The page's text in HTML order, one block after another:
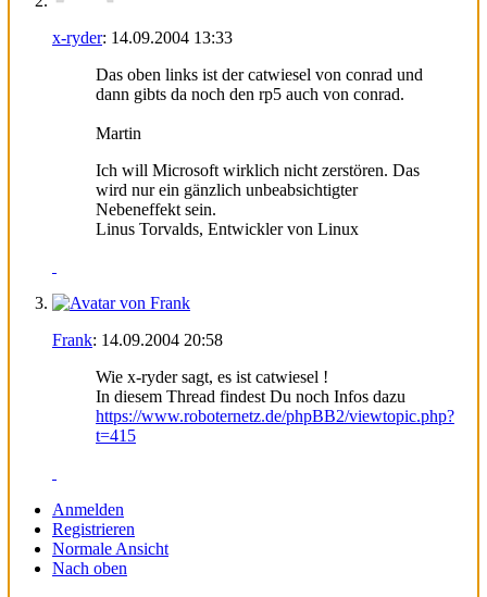
x-ryder: 14.09.2004 13:33
Das oben links ist der catwiesel von conrad und
dann gibts da noch den rp5 auch von conrad.
Martin
Ich will Microsoft wirklich nicht zerstören. Das
wird nur ein gänzlich unbeabsichtigter
Nebeneffekt sein.
Linus Torvalds, Entwickler von Linux
Frank: 14.09.2004 20:58
Wie x-ryder sagt, es ist catwiesel !
In diesem Thread findest Du noch Infos dazu
https://www.roboternetz.de/phpBB2/viewtopic.php?
t=415
Anmelden
Registrieren
Normale Ansicht
Nach oben